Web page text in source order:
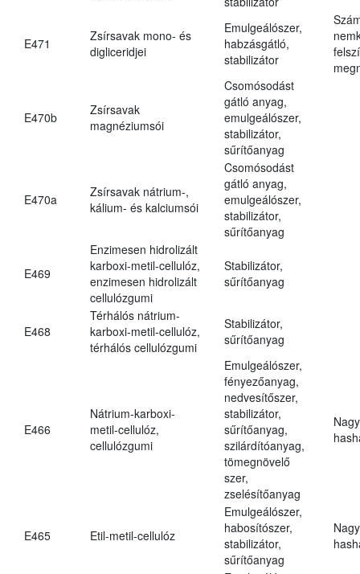
E471
Zsírsavak mono- és
digliceridjei
Emulgeálószer,
habzásgátló,
stabilizátor
E470b
Zsírsavak
magnéziumsói
Csomósodást
gátló anyag,
emulgeálószer,
stabilizátor,
sűrítőanyag
E470a
Zsírsavak nátrium-,
kálium- és kalciumsói
Csomósodást
gátló anyag,
emulgeálószer,
stabilizátor,
sűrítőanyag
E469
Enzimesen hidrolizált
karboxi-metil-cellulóz,
enzimesen hidrolizált
cellulózgumi
Stabilizátor,
sűrítőanyag
E468
Térhálós nátrium-
karboxi-metil-cellulóz,
térhálós cellulózgumi
Stabilizátor,
sűrítőanyag
E466
Nátrium-karboxi-
metil-cellulóz,
cellulózgumi
Emulgeálószer,
fényezőanyag,
nedvesítőszer,
stabilizátor,
sűrítőanyag,
szilárdítóanyag,
tömegnövelő
szer,
zselésítőanyag
E465 Etil-metil-cellulóz
Emulgeálószer,
habosítószer,
stabilizátor,
sűrítőanyag